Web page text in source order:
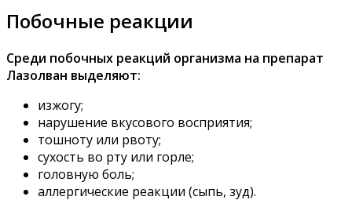
Побочные реакции
Среди побочных реакций организма на препарат
Лазолван выделяют:
изжогу;
нарушение вкусового восприятия;
тошноту или рвоту;
сухость во рту или горле;
головную боль;
аллергические реакции (сыпь, зуд).